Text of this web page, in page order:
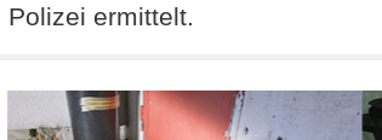
Polizei ermittelt.